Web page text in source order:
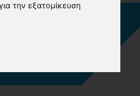
την εξατομίκευση